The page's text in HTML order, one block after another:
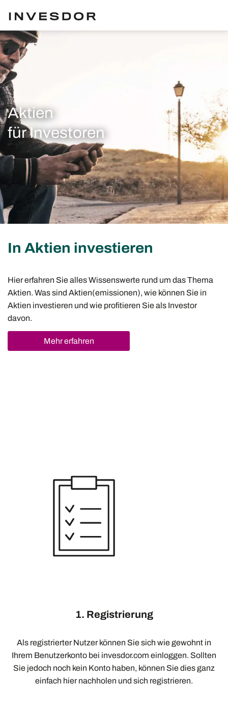
Aktien
für Investoren
In Aktien investieren
Hier erfahren Sie alles Wissenswerte rund um das Thema
Aktien. Was sind Aktien(emissionen), wie können Sie in
Aktien investieren und wie profitieren Sie als Investor
davon.
Mehr erfahren
1. Registrierung
Als registrierter Nutzer können Sie sich wie gewohnt in
Ihrem Benutzerkonto bei invesdor.com einloggen. Sollten
Sie jedoch noch kein Konto haben, können Sie dies ganz
einfach hier nachholen und sich registrieren.